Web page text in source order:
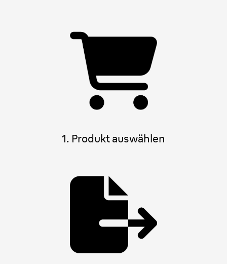
1. Produkt auswählen